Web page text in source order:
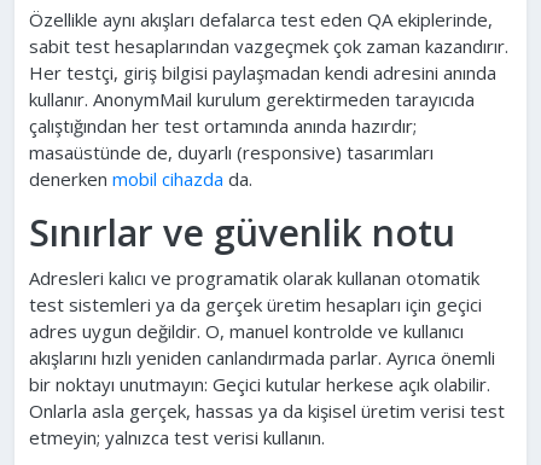
Özellikle aynı akışları defalarca test eden QA ekiplerinde,
sabit test hesaplarından vazgeçmek çok zaman kazandırır.
Her testçi, giriş bilgisi paylaşmadan kendi adresini anında
kullanır. AnonymMail kurulum gerektirmeden tarayıcıda
çalıştığından her test ortamında anında hazırdır;
masaüstünde de, duyarlı (responsive) tasarımları
denerken mobil cihazda da.
Sınırlar ve güvenlik notu
Adresleri kalıcı ve programatik olarak kullanan otomatik
test sistemleri ya da gerçek üretim hesapları için geçici
adres uygun değildir. O, manuel kontrolde ve kullanıcı
akışlarını hızlı yeniden canlandırmada parlar. Ayrıca önemli
bir noktayı unutmayın: Geçici kutular herkese açık olabilir.
Onlarla asla gerçek, hassas ya da kişisel üretim verisi test
etmeyin; yalnızca test verisi kullanın.